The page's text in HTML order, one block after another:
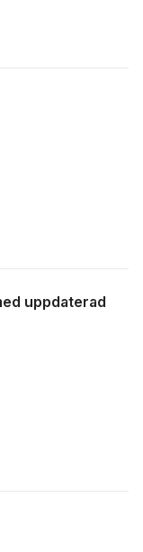
röster:
uppdaterad
röster: